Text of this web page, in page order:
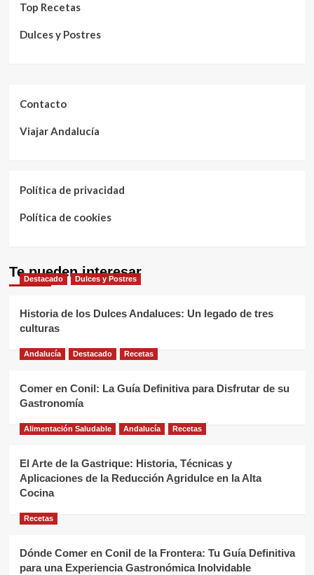
Top Recetas
Dulces y Postres
Contacto
Viajar Andalucía
Política de privacidad
Política de cookies
Te pueden interesar
Destacado Dulces y Postres
Historia de los Dulces Andaluces: Un legado de tres
culturas
Andalucía Destacado Recetas
Comer en Conil: La Guía Definitiva para Disfrutar de su
Gastronomía
Alimentación Saludable Andalucía Recetas
El Arte de la Gastrique: Historia, Técnicas y
Aplicaciones de la Reducción Agridulce en la Alta
Cocina
Recetas
Dónde Comer en Conil de la Frontera: Tu Guía Definitiva
para una Experiencia Gastronómica Inolvidable